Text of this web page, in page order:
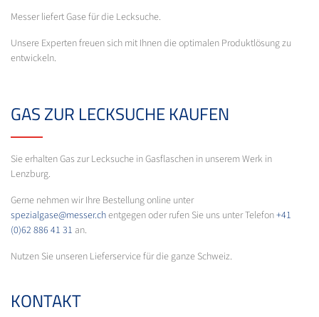
Messer liefert Gase für die Lecksuche.
Unsere Experten freuen sich mit Ihnen die optimalen Produktlösung zu
entwickeln.
GAS ZUR LECKSUCHE KAUFEN
Sie erhalten Gas zur Lecksuche in Gasflaschen in unserem Werk in
Lenzburg.
Gerne nehmen wir Ihre Bestellung online unter
spezialgase@messer.chentgegen oder rufen Sie uns unter Telefon+41
(0)62 886 41 31 an.
Nutzen Sie unseren Lieferservice für die ganze Schweiz.
KONTAKT